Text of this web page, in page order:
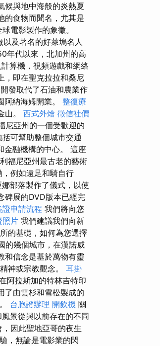
候與地中海般的炎熱夏
的食物而聞名，尤其是
電影製作的象徵。
及著名的好萊塢名人
年代以來，北加州的高
算機，視頻遊戲和網絡
，即在聖克拉拉和桑尼
發取代了石油和農業作
納海姆開業。 整復療
山。 西式外燴 徵信社價
尼亞州的一個受歡迎的
可幫助整個城市交通
金融機構的中心。 這座
福尼亞州最古老的藝術
例如遠足和騎自行
娜部落製作了儀式，以使
碑展的DVD版本已經完
申請流程 我們將向您
照片 我們建議我們向新
的基礎，如何為您選擇
的幾個城市，在漢諾威
和信念是基於萬物有靈
神或宗教觀念。 耳掛
阿拉斯加的特林吉特印
了由雲杉和雪松製成的
台胞證辦理 開飲機 關
景從與以前存在的不同
因此聖地亞哥的夜生
，無論是電影業的閃